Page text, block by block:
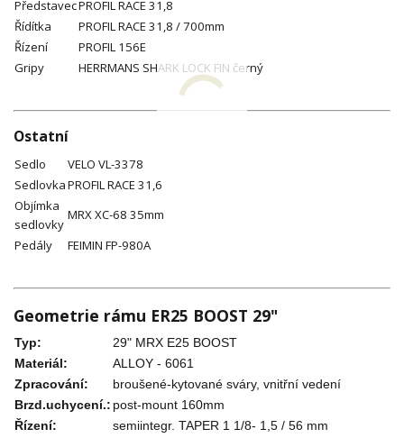
PředstavecPROFIL RACE 31,8
Řídítka
PROFIL RACE 31,8 / 700mm
Řízení
PROFIL 156E
Gripy
HERRMANS SHARK LOCK FIN černý
Ostatní
Sedlo
VELO VL-3378
SedlovkaPROFIL RACE 31,6
Objímka
sedlovky
MRX XC-68 35mm
Pedály
FEIMIN FP-980A
Geometrie rámu ER25 BOOST 29"
Typ:
29" MRX E25 BOOST
Materiál:
ALLOY - 6061
Zpracování:
broušené-kytované sváry, vnitřní vedení
Brzd.uchycení.: post-mount 160mm
Řízení:
semiintegr. TAPER 1 1/8- 1,5 / 56 mm